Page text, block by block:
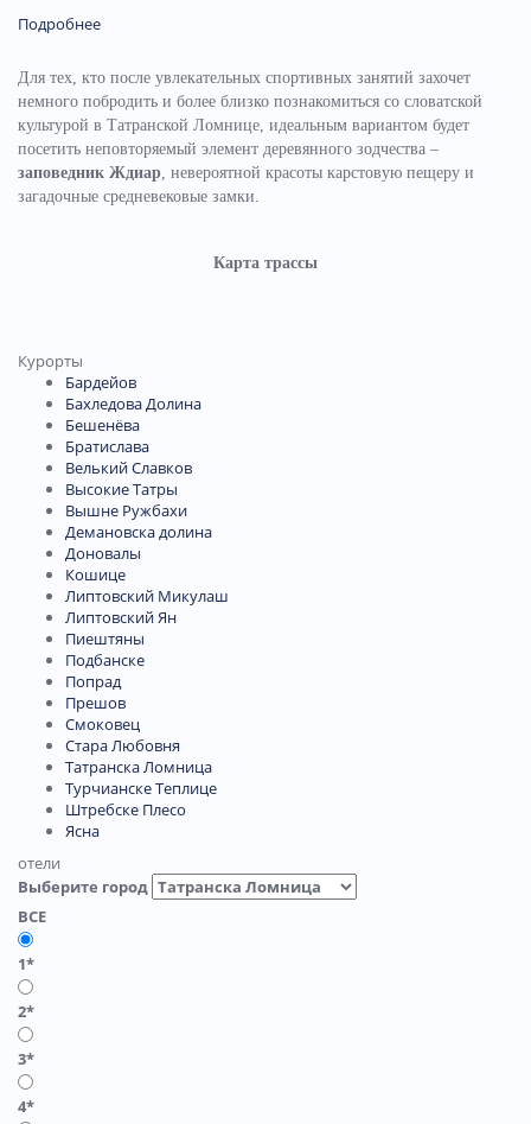
Подробнее
Для тех, кто после увлекательных спортивных занятий захочет
немного побродить и более близко познакомиться со словатской
культурой в Татранской Ломнице, идеальным вариантом будет
посетить неповторяемый элемент деревянного зодчества –
заповедник Ждиар , невероятной красоты карстовую пещеру и
загадочные средневековые замки.
Карта трассы
Курорты
Бардейов
Бахледова Долина
Бешенёва
Братислава
Велький Славков
Высокие Татры
Вышне Ружбахи
Демановска долина
Доновалы
Кошице
Липтовский Микулаш
Липтовский Ян
Пиештяны
Подбанске
Попрад
Прешов
Смоковец
Стара Любовня
Татранска Ломница
Турчианске Теплице
Штребске Плесо
Ясна
отели
Выберите город
ВСЕ
1*
2*
3*
4*